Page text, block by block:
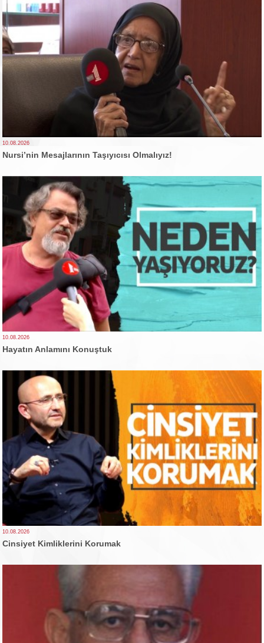
10.08.2026
Nursi’nin Mesajlarının Taşıyıcısı Olmalıyız!
10.08.2026
Hayatın Anlamını Konuştuk
10.08.2026
Cinsiyet Kimliklerini Korumak